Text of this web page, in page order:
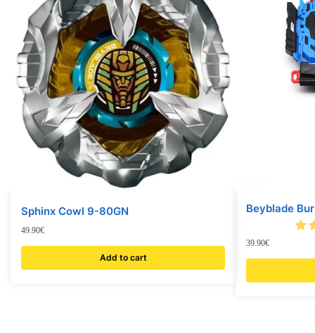
Sphinx Cowl 9-80GN
49.90€
Add to cart
Beyblade
39.90€